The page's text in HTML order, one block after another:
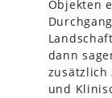
Objekten
dann
zusätzlich
und